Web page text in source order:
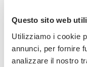
Questo sito web
Utilizziamo i cookie
annunci, per fornire
analizzare il nostro